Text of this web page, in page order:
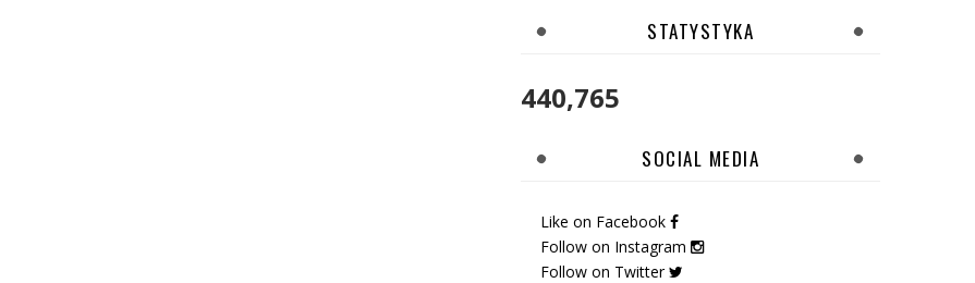
STATYSTYKA
440,765
SOCIAL MEDIA
Like on Facebook
Follow on Instagram
Follow on Twitter